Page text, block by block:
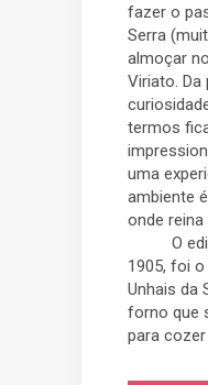
fazer o
Serra
almoçar
Viriato. Da
termos
uma
ambiente
onde reina
O
1905, foi
Unhais da
forno que
para cozer